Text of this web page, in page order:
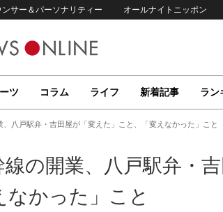
ンサー＆パーソナリティー オールナイトニッポン
ツ コラム ライフ 新着記事 ラン
八戸駅弁・吉田屋が「変えた」こと、「変えなかった」こと
の開業、八戸駅弁・
かった」こと